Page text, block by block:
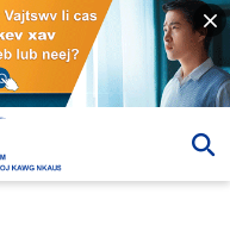
Muaj Txoj Sia?